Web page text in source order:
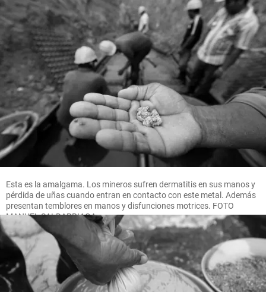
Esta es la amalgama. Los mineros sufren dermatitis en sus manos y
pérdida de uñas cuando entran en contacto con este metal. Además
presentan temblores en manos y disfunciones motrices. FOTO
MANUEL SALDARRIAGA